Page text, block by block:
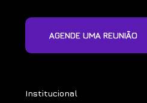
AGENDE UMA REUNIÃO
Institucional